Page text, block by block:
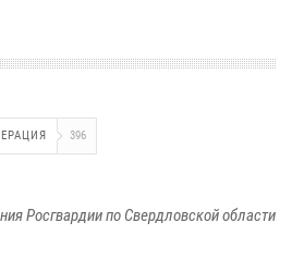
396
Росгвардии по Свердловской области